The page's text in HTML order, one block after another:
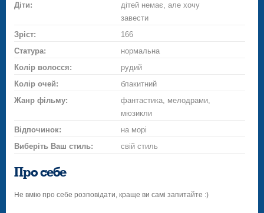
Діти:
дітей немає, але хочу
завести
Зріст:
166
Статура:
нормальна
Колір волосся:
рудий
Колір очей:
блакитний
Жанр фільму:
фантастика, мелодрами,
мюзикли
Відпочинок:
на морі
Виберіть Ваш стиль:
свій стиль
Про себе
Не вмію про себе розповідати, краще ви самі запитайте :)